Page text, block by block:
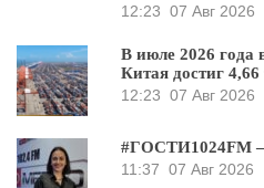
12:23 07 Авг 2026
В июле 2026 года
Китая достиг
12:23 07 Авг 2026
#ГОСТИ1024FM
11:37 07 Авг 2026